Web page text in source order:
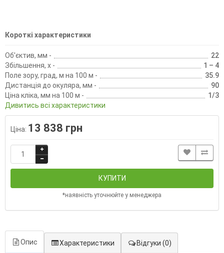
Короткі характеристики
Об'єктив, мм -
22
Збільшення, х -
1 – 4
Поле зору, град, м на 100 м -
35.9
Дистанція до окуляра, мм -
90
Ціна кліка, мм на 100 м -
1/3
Дивитись всі характеристики
Ціна: 13 838 грн
КУПИТИ
*наявність уточнюйте у менеджера
Опис Характеристики Відгуки (0)